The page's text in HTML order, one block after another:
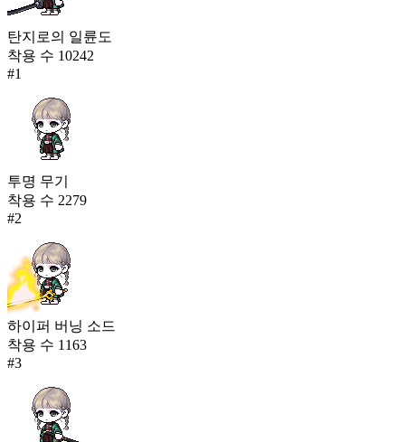
탄지로의 일륜도
착용 수 10242
#1
투명 무기
착용 수 2279
#2
하이퍼 버닝 소드
착용 수 1163
#3